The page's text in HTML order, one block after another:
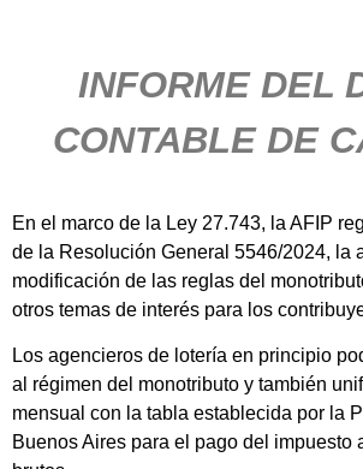
INFORME DEL
CONTABLE DE
En el marco de la Ley 27.743, la AFIP
de la Resolución General 5546/2024, la
modificación de las reglas del
otros temas de interés para los
Los agencieros de lotería en principio
al régimen del monotributo y también
mensual con la tabla establecida por la
Buenos Aires para el pago del impuesto